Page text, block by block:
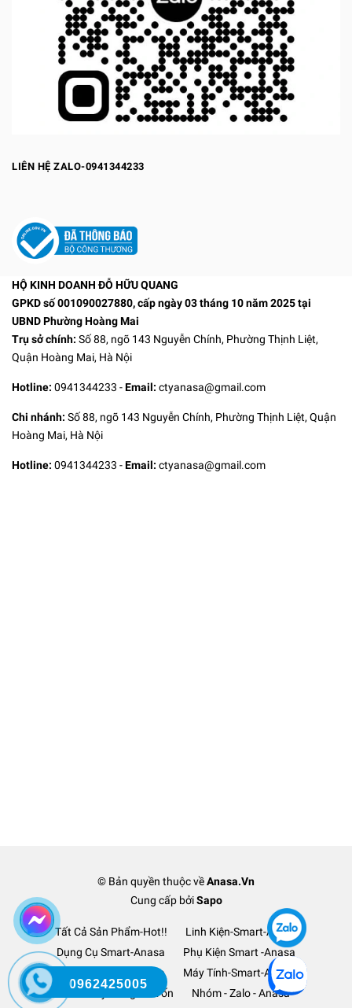
LIÊN HỆ ZALO-0941344233
HỘ KINH DOANH ĐỖ HỮU QUANG
GPKD số 001090027880, cấp ngày 03 tháng 10 năm 2025 tại
UBND Phường Hoàng Mai
Trụ sở chính: Số 88, ngõ 143 Nguyễn Chính, Phường Thịnh Liệt,
Quận Hoàng Mai, Hà Nội
Hotline: 0941344233 -Email: ctyanasa@gmail.com
Chi nhánh: Số 88, ngõ 143 Nguyễn Chính, Phường Thịnh Liệt, Quận
Hoàng Mai, Hà Nội
Hotline: 0941344233 -Email: ctyanasa@gmail.com
© Bản quyền thuộc vềAnasa.Vn
Cung cấp bởi Sapo
Tất Cả Sản Phẩm-Hot!!
Linh Kiện-Smart-Anasa
Dụng Cụ Smart-Anasa
Phụ Kiện Smart -Anasa
Ô Tô Xe Hơi TM-Anasa
Máy Tính-Smart-Anasa
Thanh Lý Hàng-Lỗ Vốn
Nhóm - Zalo - Anasa
0962425005